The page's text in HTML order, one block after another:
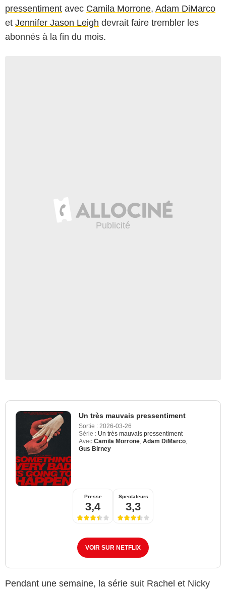
pressentiment avec Camila Morrone, Adam DiMarco
et Jennifer Jason Leigh devrait faire trembler les
abonnés à la fin du mois.
Un très mauvais pressentiment
Sortie : 2026-03-26
Série : Un très mauvais pressentiment
Avec Camila Morrone Adam DiMarco
Gus Birney
Presse
3,4
Spectateurs
3,3
VOIR SUR NETFLIX
Pendant une semaine, la série suit Rachel et Nicky